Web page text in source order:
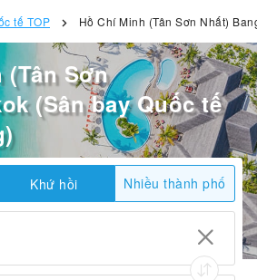
tế TOP Hồ Chí Minh (Tân Sơn Nhất)
(Tân Sơn
(Sân bay Quốc tế
Khứ hồi Nhiều thành phố